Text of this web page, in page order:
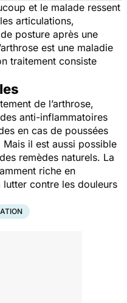
et le malade ressent
articulations,
posture après une
est une maladie
traitement consiste
de l’arthrose,
anti-inflammatoires
en cas de poussées
il est aussi possible
remèdes naturels. La
riche en
contre les douleurs